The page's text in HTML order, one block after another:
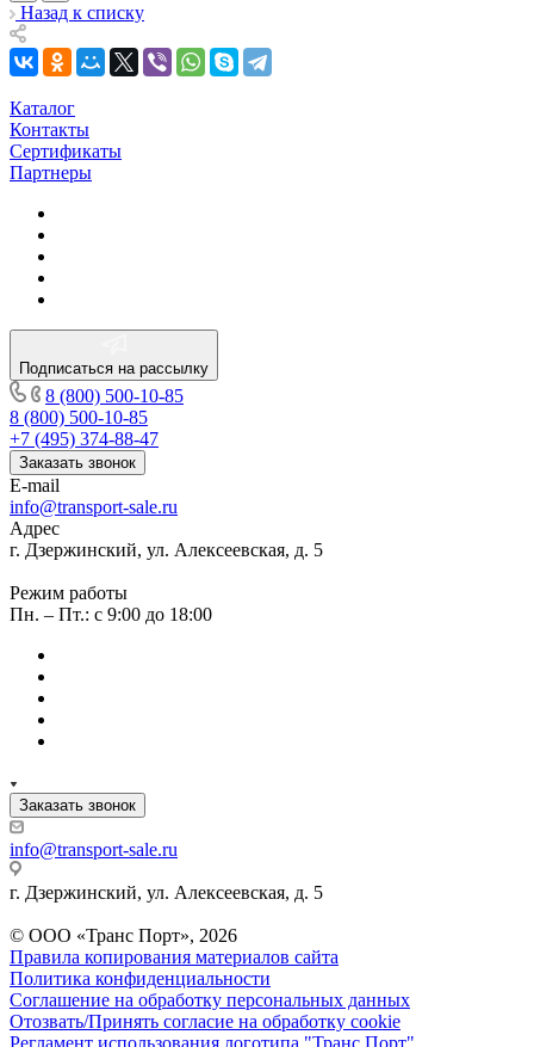
Назад к списку
Каталог
Контакты
Сертификаты
Партнеры
Подписаться на рассылку
8 (800) 500-10-85
8 (800) 500-10-85
+7 (495) 374-88-47
Заказать звонок
E-mail
info@transport-sale.ru
Адрес
г. Дзержинский, ул. Алексеевская, д. 5
Режим работы
Пн. – Пт.: с 9:00 до 18:00
Заказать звонок
info@transport-sale.ru
г. Дзержинский, ул. Алексеевская, д. 5
© ООО «Транс Порт», 2026
Правила копирования материалов сайта
Политика конфиденциальности
Соглашение на обработку персональных данных
Отозвать/Принять согласие на обработку cookie
Регламент использования логотипа "Транс Порт"